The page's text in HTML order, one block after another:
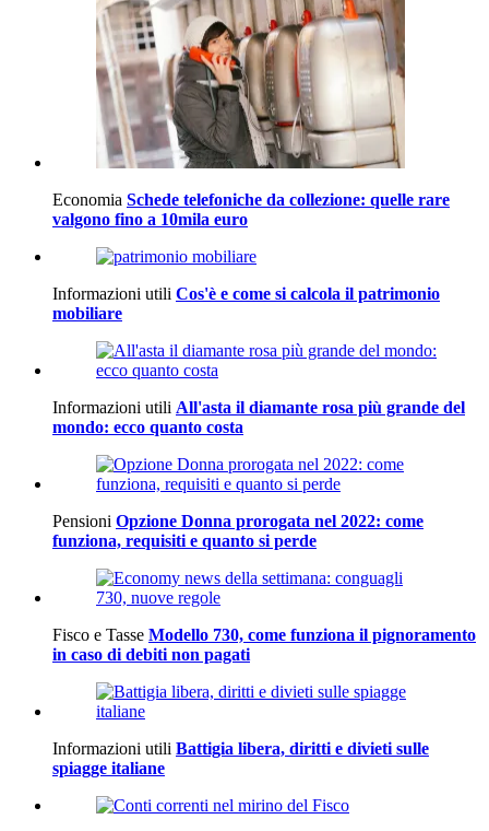
Economia Schede telefoniche da collezione: quelle rare
valgono fino a 10mila euro
Informazioni utili Cos'è e come si calcola il patrimonio
mobiliare
Informazioni utili All'asta il diamante rosa più grande del
mondo: ecco quanto costa
Pensioni Opzione Donna prorogata nel 2022: come
funziona, requisiti e quanto si perde
Fisco e Tasse Modello 730, come funziona il pignoramento
in caso di debiti non pagati
Informazioni utili Battigia libera, diritti e divieti sulle
spiagge italiane